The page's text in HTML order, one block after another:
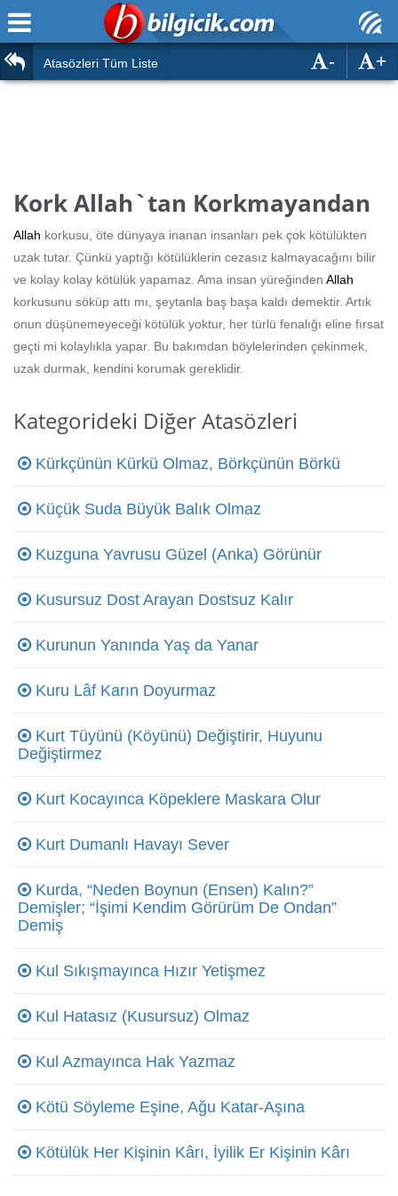
Ana Sayfa
Türk Tarihi & Kültürü
Eğitim
Diğer
Hesaplamalar
Duvar Yazıları
Hesaplamalar
Oyun
Atasözleri Tüm Liste +
-
Kork Allah`tan Korkmayandan
Allah korkusu, öte dünyaya inanan insanları pek çok kötülükten
uzak tutar. Çünkü yaptığı kötülüklerin cezasız kalmayacağını bilir
ve kolay kolay kötülük yapamaz. Ama insan yüreğinden Allah
korkusunu söküp attı mı, şeytanla baş başa kaldı demektir. Artık
onun düşünemeyeceği kötülük yoktur, her türlü fenalığı eline fırsat
geçti mi kolaylıkla yapar. Bu bakımdan böylelerinden çekinmek,
uzak durmak, kendini korumak gereklidir.
Kategorideki Diğer Atasözleri
Kürkçünün Kürkü Olmaz, Börkçünün Börkü
Küçük Suda Büyük Balık Olmaz
Kuzguna Yavrusu Güzel (Anka) Görünür
Kusursuz Dost Arayan Dostsuz Kalır
Kurunun Yanında Yaş da Yanar
Kuru Lâf Karın Doyurmaz
Kurt Tüyünü (Köyünü) Değiştirir, Huyunu
Değiştirmez
Kurt Kocayınca Köpeklere Maskara Olur
Kurt Dumanlı Havayı Sever
Kurda, “Neden Boynun (Ensen) Kalın?”
Demişler; “İşimi Kendim Görürüm De Ondan”
Demiş
Kul Sıkışmayınca Hızır Yetişmez
Kul Hatasız (Kusursuz) Olmaz
Kul Azmayınca Hak Yazmaz
Kötü Söyleme Eşine, Ağu Katar-Aşına
Kötülük Her Kişinin Kârı, İyilik Er Kişinin Kârı